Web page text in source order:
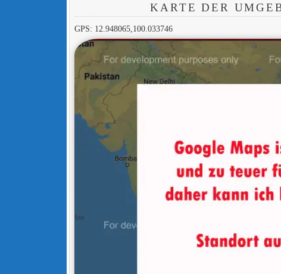
KARTE DER
GPS: 12.948065,100.033746